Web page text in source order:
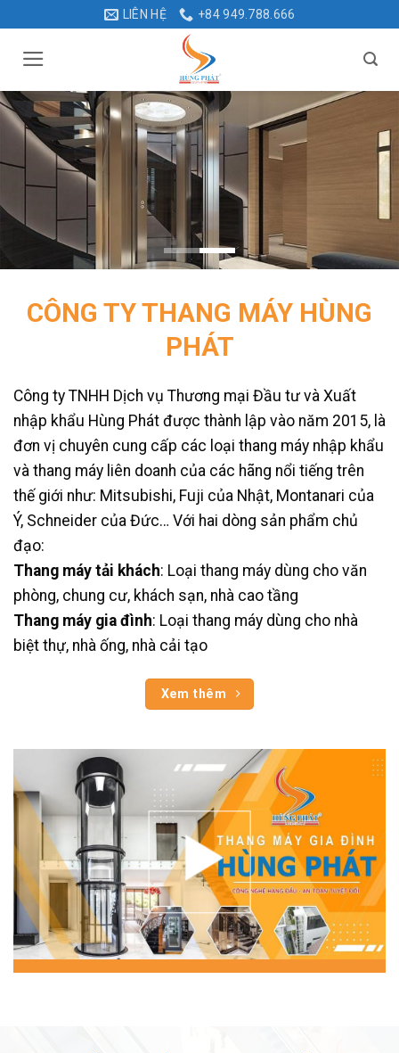
dung
LIÊN HỆ +84 949.788.666
CÔNG TY THANG MÁY HÙNG
PHÁT
Công ty TNHH Dịch vụ Thương mại Đầu tư và Xuất
nhập khẩu Hùng Phát được thành lập vào năm 2015, là
đơn vị chuyên cung cấp các loại thang máy nhập khẩu
và thang máy liên doanh của các hãng nổi tiếng trên
thế giới như: Mitsubishi, Fuji của Nhật, Montanari của
Ý, Schneider của Đức… Với hai dòng sản phẩm chủ
đạo:
Thang máy tải khách: Loại thang máy dùng cho văn
phòng, chung cư, khách sạn, nhà cao tầng
Thang máy gia đình: Loại thang máy dùng cho nhà
biệt thự, nhà ống, nhà cải tạo
Xem thêm